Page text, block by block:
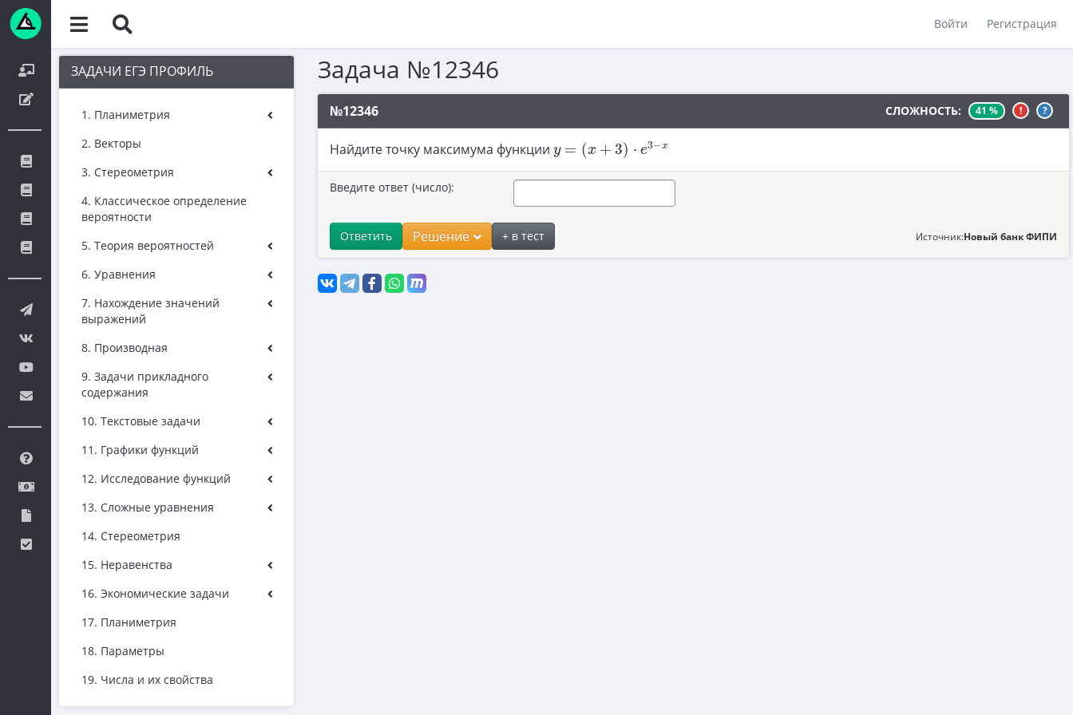
Войти Регистрация
ЗАДАЧИ ЕГЭ ПРОФИЛЬ
1. Планиметрия
2. Векторы
3. Стереометрия
4. Классическое определение
вероятности
5. Теория вероятностей
6. Уравнения
7. Нахождение значений
выражений
8. Производная
9. Задачи прикладного
содержания
10. Текстовые задачи
11. Графики функций
12. Исследование функций
13. Сложные уравнения
14. Стереометрия
15. Неравенства
16. Экономические задачи
17. Планиметрия
18. Параметры
19. Числа и их свойства
Задача №12346
№12346 СЛОЖНОСТЬ: 41 % ! ?
Найдите точку максимума функции y = (x + 3) ⋅ e3−x
+ ⋅ e3
Введите ответ (число):
Ответить Решение + в тест Источник:Новый банк ФИПИ